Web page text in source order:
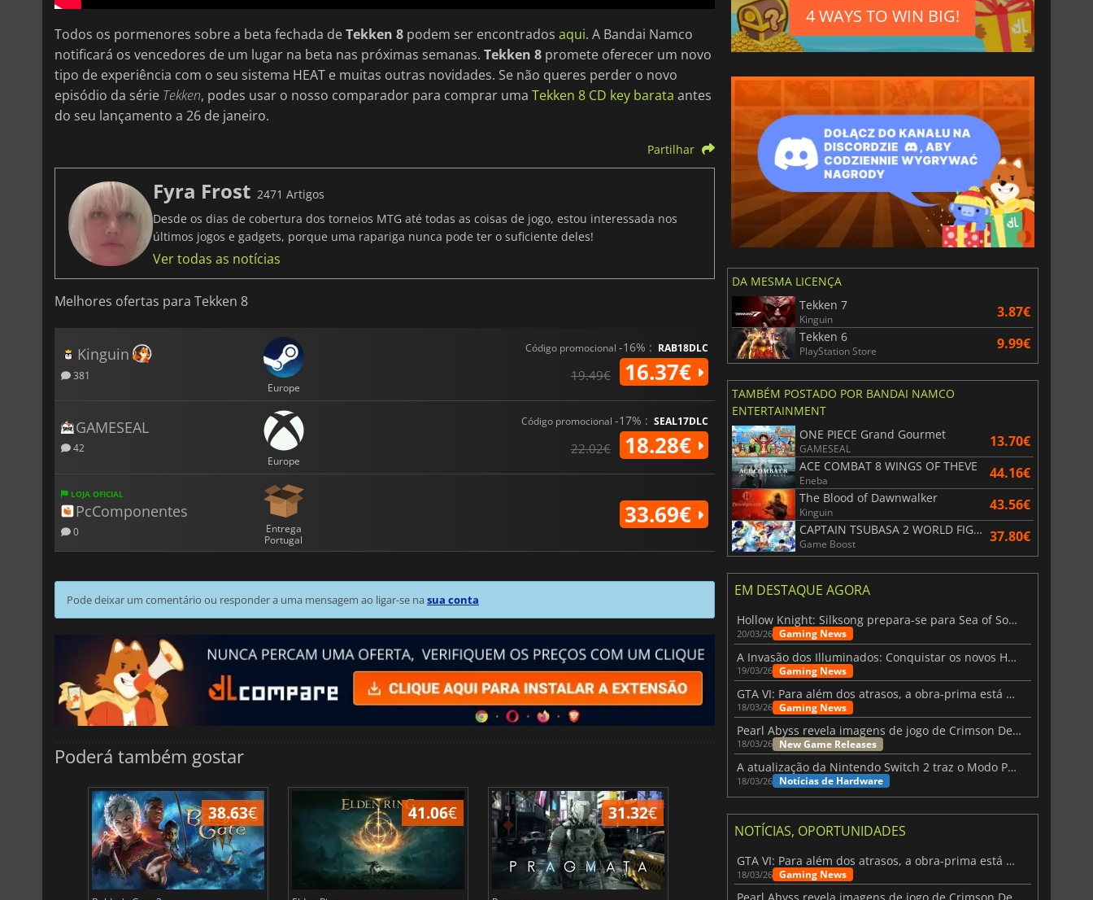
Todos os pormenores sobre a beta fechada deTekken 8 podem ser encontrados aqui. A Bandai Namco
notificará os vencedores de um lugar na beta nas próximas semanas. Tekken 8 promete oferecer um novo
tipo de experiência com o seu sistema HEAT e muitas outras novidades. Se não queres perder o novo
episódio da série Tekken, podes usar o nosso comparador para comprar uma Tekken 8 CD key barata antes
do seu lançamento a 26 de janeiro.
Partilhar
Fyra Frost 2471 Artigos
Desde os dias de cobertura dos torneios MTG até todas as coisas de jogo, estou interessada nos
últimos jogos e gadgets, porque uma rapariga nunca pode ter o suficiente deles!
Ver todas as notícias
Melhores ofertas para Tekken 8
Kinguin
381
Europe
Código promocional -16% : RAB18DLC
19.49€ 16.37€
GAMESEAL
42
Europe
Código promocional -17% : SEAL17DLC
22.02€ 18.28€
LOJA OFICIAL
PcComponentes
0
Entrega
Portugal
33.69€
Pode deixar um comentário ou responder a uma mensagem ao ligar-se nasua conta
Poderá também gostar
38.63€ 41.06€ 31.32€ 6.75€ 15.48
4 WAYS TO WIN BIG!
DA MESMA LICENÇA
Tekken 7
Kinguin 3.87€
Tekken 6
PlayStation Store 9.99€
TAMBÉM POSTADO POR BANDAI NAMCO
ENTERTAINMENT
ONE PIECE Grand Gourmet
GAMESEAL 13.70€
ACE COMBAT 8 WINGS OF THEVE
Eneba 44.16€
The Blood of Dawnwalker
Kinguin 43.56€
CAPTAIN TSUBASA 2 WORLD FIGHTERS
Game Boost 37.80€
EM DESTAQUE AGORA
Hollow Knight: Silksong prepara-se para Sea of Sorrow com um patch
20/03/26 Gaming News
A Invasão dos Illuminados: Conquistar os novos Helldivers 2 Atualização!
19/03/26 Gaming News
GTA VI: Para além dos atrasos, a obra-prima está quase a chegar
18/03/26 Gaming News
Pearl Abyss revela imagens de jogo de Crimson Desert para a PS5
18/03/26 New Game Releases
A atualização da Nintendo Switch 2 traz o Modo Portátil aos jogos mais antigos da Switch
18/03/26 Notícias de Hardware
NOTÍCIAS, OPORTUNIDADES
GTA VI: Para além dos atrasos, a obra-prima está quase a chegar
18/03/26 Gaming News